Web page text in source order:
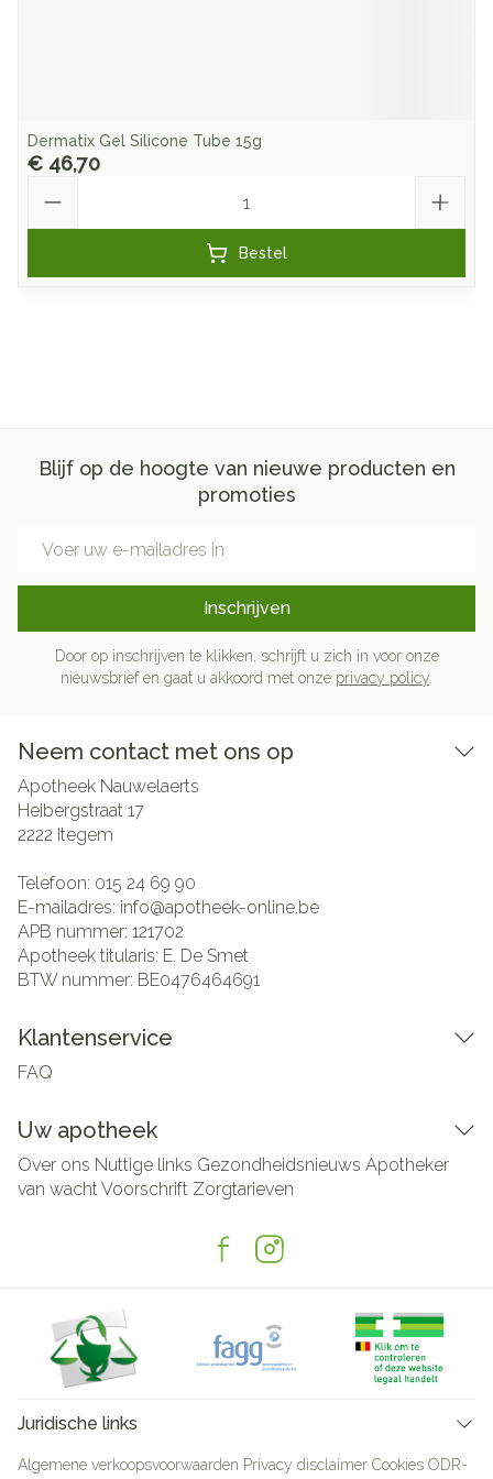
Dermatix Gel Silicone Tube 15g
€ 46,70
Bestel
Blijf op de hoogte van nieuwe producten en
promoties
Inschrijven
Door op inschrijven te klikken, schrijft u zich in voor onze
nieuwsbrief en gaat u akkoord met onze privacy policy
Neem contact met ons op
Apotheek Nauwelaerts
Heibergstraat 17
2222 Itegem
Telefoon: 015 24 69 90
E-mailadres: info@apotheek-online.be
APB nummer: 121702
Apotheek titularis: E. De Smet
BTW nummer: BE0476464691
Klantenservice
FAQ
Uw apotheek
Over ons Nuttige links Gezondheidsnieuws Apotheker
van wachtVoorschrift Zorgtarieven
Juridische links
Algemene verkoopsvoorwaarden Privacy disclaimer Cookies ODR-